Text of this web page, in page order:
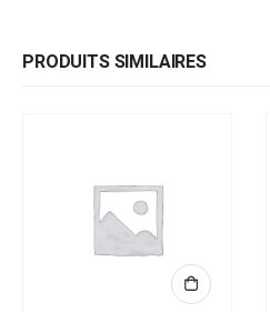
PRODUITS SIMILAIRES